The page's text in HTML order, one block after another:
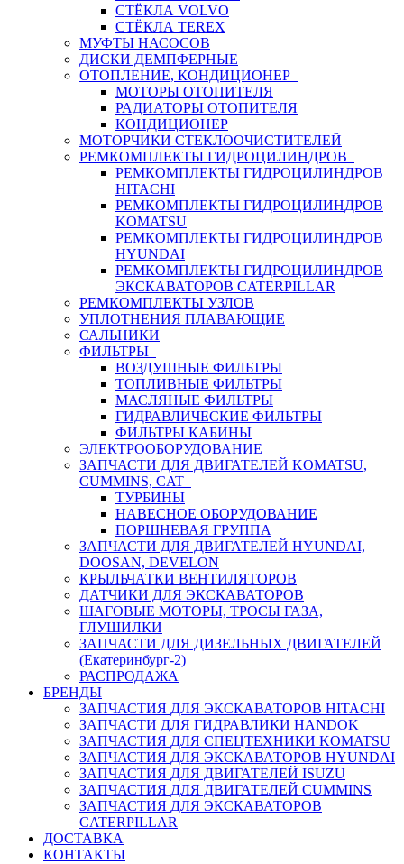
СТЁКЛА VOLVO
СТЁКЛА TEREX
МУФТЫ НАСОСОВ
ДИСКИ ДЕМПФЕРНЫЕ
ОТОПЛЕНИЕ, КОНДИЦИОНЕР
МОТОРЫ ОТОПИТЕЛЯ
РАДИАТОРЫ ОТОПИТЕЛЯ
КОНДИЦИОНЕР
МОТОРЧИКИ СТЕКЛООЧИСТИТЕЛЕЙ
РЕМКОМПЛЕКТЫ ГИДРОЦИЛИНДРОВ
РЕМКОМПЛЕКТЫ ГИДРОЦИЛИНДРОВ
HITACHI
РЕМКОМПЛЕКТЫ ГИДРОЦИЛИНДРОВ
KOMATSU
РЕМКОМПЛЕКТЫ ГИДРОЦИЛИНДРОВ
HYUNDAI
РЕМКОМПЛЕКТЫ ГИДРОЦИЛИНДРОВ
ЭКСКАВАТОРОВ CATERPILLAR
РЕМКОМПЛЕКТЫ УЗЛОВ
УПЛОТНЕНИЯ ПЛАВАЮЩИЕ
САЛЬНИКИ
ФИЛЬТРЫ
ВОЗДУШНЫЕ ФИЛЬТРЫ
ТОПЛИВНЫЕ ФИЛЬТРЫ
МАСЛЯНЫЕ ФИЛЬТРЫ
ГИДРАВЛИЧЕСКИЕ ФИЛЬТРЫ
ФИЛЬТРЫ КАБИНЫ
ЭЛЕКТРООБОРУДОВАНИЕ
ЗАПЧАСТИ ДЛЯ ДВИГАТЕЛЕЙ KOMATSU,
CUMMINS, CAT
ТУРБИНЫ
НАВЕСНОЕ ОБОРУДОВАНИЕ
ПОРШНЕВАЯ ГРУППА
ЗАПЧАСТИ ДЛЯ ДВИГАТЕЛЕЙ HYUNDAI,
DOOSAN, DEVELON
КРЫЛЬЧАТКИ ВЕНТИЛЯТОРОВ
ДАТЧИКИ ДЛЯ ЭКСКАВАТОРОВ
ШАГОВЫЕ МОТОРЫ, ТРОСЫ ГАЗА,
ГЛУШИЛКИ
ЗАПЧАСТИ ДЛЯ ДИЗЕЛЬНЫХ ДВИГАТЕЛЕЙ
(Екатеринбург-2)
РАСПРОДАЖА
БРЕНДЫ
ЗАПЧАСТИЯ ДЛЯ ЭКСКАВАТОРОВ HITACHI
ЗАПЧАСТИ ДЛЯ ГИДРАВЛИКИ HANDOK
ЗАПЧАСТИЯ ДЛЯ СПЕЦТЕХНИКИ KOMATSU
ЗАПЧАСТИЯ ДЛЯ ЭКСКАВАТОРОВ HYUNDAI
ЗАПЧАСТИЯ ДЛЯ ДВИГАТЕЛЕЙ ISUZU
ЗАПЧАСТИЯ ДЛЯ ДВИГАТЕЛЕЙ CUMMINS
ЗАПЧАСТИЯ ДЛЯ ЭКСКАВАТОРОВ
CATERPILLAR
ДОСТАВКА
КОНТАКТЫ